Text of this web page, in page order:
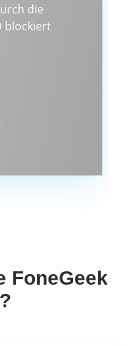
die
blockiert
FoneGeek